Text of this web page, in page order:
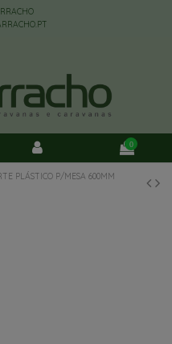
0
PLÁSTICO P/MESA 600MM